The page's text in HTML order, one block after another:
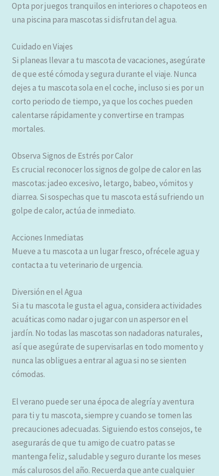
Opta por juegos tranquilos en interiores o chapoteos en
una piscina para mascotas si disfrutan del agua.
Cuidado en Viajes
Si planeas llevar a tu mascota de vacaciones, asegúrate
de que esté cómoda y segura durante el viaje. Nunca
dejes a tu mascota sola en el coche, incluso si es por un
corto periodo de tiempo, ya que los coches pueden
calentarse rápidamente y convertirse en trampas
mortales.
Observa Signos de Estrés por Calor
Es crucial reconocer los signos de golpe de calor en las
mascotas: jadeo excesivo, letargo, babeo, vómitos y
diarrea. Si sospechas que tu mascota está sufriendo un
golpe de calor, actúa de inmediato.
Acciones Inmediatas
Mueve a tu mascota a un lugar fresco, ofrécele agua y
contacta a tu veterinario de urgencia.
Diversión en el Agua
Si a tu mascota le gusta el agua, considera actividades
acuáticas como nadar o jugar con un aspersor en el
jardín. No todas las mascotas son nadadoras naturales,
así que asegúrate de supervisarlas en todo momento y
nunca las obligues a entrar al agua si no se sienten
cómodas.
El verano puede ser una época de alegría y aventura
para ti y tu mascota, siempre y cuando se tomen las
precauciones adecuadas. Siguiendo estos consejos, te
asegurarás de que tu amigo de cuatro patas se
mantenga feliz, saludable y seguro durante los meses
más calurosos del año. Recuerda que ante cualquier